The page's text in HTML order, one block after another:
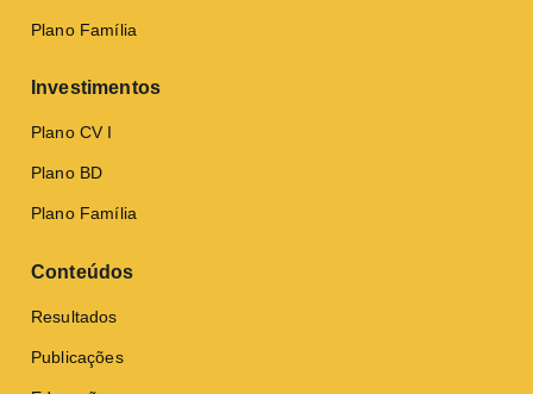
Plano Família
Investimentos
Plano CV I
Plano BD
Plano Família
Conteúdos
Resultados
Publicações